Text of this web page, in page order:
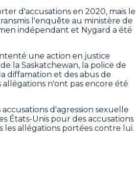
d'accusations en 2020, mais le
l'enquête au ministère de
indépendant et Nygard a été
une action en justice
la Saskatchewan, la police de
diffamation et des abus de
n'ont pas encore été
d'agression sexuelle
États-Unis pour des accusations
les allégations portées contre lui.